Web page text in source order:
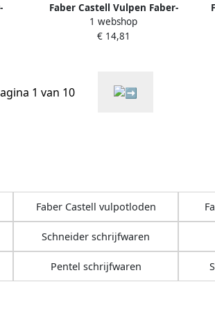
Faber Castell Vulpen Faber-
Castell Poly Pen F zwart
1 webshop
€ 14,81
1 van 10
Faber Castell vulpotloden
Schneider schrijfwaren
Pentel schrijfwaren